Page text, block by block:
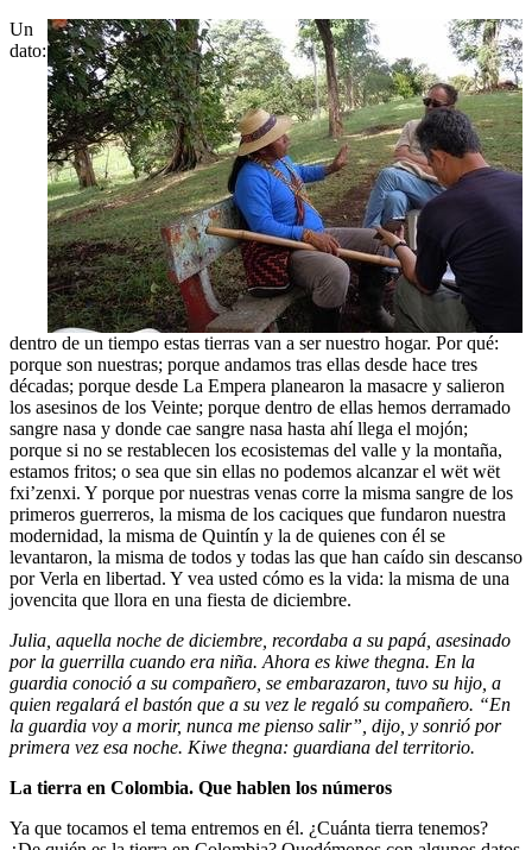
Un
dato:
dentro de un tiempo estas tierras van a ser nuestro hogar. Por qué:
porque son nuestras; porque andamos tras ellas desde hace tres
décadas; porque desde La Empera planearon la masacre y salieron
los asesinos de los Veinte; porque dentro de ellas hemos derramado
sangre nasa y donde cae sangre nasa hasta ahí llega el mojón;
porque si no se restablecen los ecosistemas del valle y la montaña,
estamos fritos; o sea que sin ellas no podemos alcanzar el wët wët
fxi’zenxi. Y porque por nuestras venas corre la misma sangre de los
primeros guerreros, la misma de los caciques que fundaron nuestra
modernidad, la misma de Quintín y la de quienes con él se
levantaron, la misma de todos y todas las que han caído sin descanso
por Verla en libertad. Y vea usted cómo es la vida: la misma de una
jovencita que llora en una fiesta de diciembre.
Julia, aquella noche de diciembre, recordaba a su papá, asesinado
por la guerrilla cuando era niña. Ahora es kiwe thegna. En la
guardia conoció a su compañero, se embarazaron, tuvo su hijo, a
quien regalará el bastón que a su vez le regaló su compañero. “En
la guardia voy a morir, nunca me pienso salir”, dijo, y sonrió por
primera vez esa noche. Kiwe thegna: guardiana del territorio.
La tierra en Colombia. Que hablen los números
Ya que tocamos el tema entremos en él. ¿Cuánta tierra tenemos?